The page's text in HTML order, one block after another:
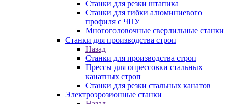
Станки для резки штапика
Станки для гибки алюминиевого
профиля с ЧПУ
Многоголовочные сверлильные станки
Станки для производства строп
Назад
Станки для производства строп
Прессы для опрессовки стальных
канатных строп
Станки для резки стальных канатов
Электроэрозионные станки